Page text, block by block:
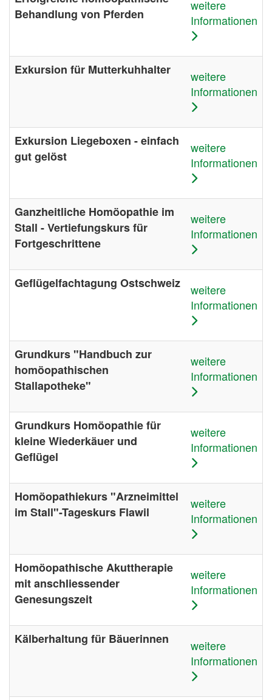
Behandlung von Pferden
weitere
Informationen
Exkursion für Mutterkuhhalter
weitere
Informationen
Exkursion Liegeboxen - einfach
gut gelöst
weitere
Informationen
Ganzheitliche Homöopathie im
Stall - Vertiefungskurs für
Fortgeschrittene
weitere
Informationen
Geflügelfachtagung Ostschweiz
weitere
Informationen
Grundkurs "Handbuch zur
homöopathischen
Stallapotheke"
weitere
Informationen
Grundkurs Homöopathie für
kleine Wiederkäuer und
Geflügel
weitere
Informationen
Homöopathiekurs "Arzneimittel
im Stall"-Tageskurs Flawil
weitere
Informationen
Homöopathische Akuttherapie
mit anschliessender
Genesungszeit
weitere
Informationen
Kälberhaltung für Bäuerinnen
weitere
Informationen